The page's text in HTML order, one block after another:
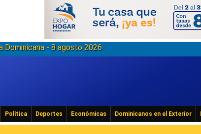
Dominicana - 8 agosto 2026
Política Deportes Económicas Dominicanos en el Exterior